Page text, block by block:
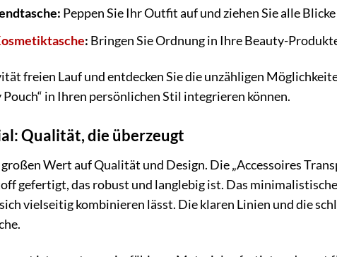
Peppen Sie Ihr Outfit auf und ziehen Sie alle
: Bringen Sie Ordnung in Ihre Beauty-
freien Lauf und entdecken Sie die unzähligen
in Ihren persönlichen Stil integrieren können.
Qualität, die überzeugt
Wert auf Qualität und Design. Die „Accessoires
gefertigt, das robust und langlebig ist. Das minimalistische
vielseitig kombinieren lässt. Die klaren Linien und die